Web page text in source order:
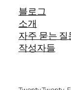
블로그
소개
자주 묻는 질
작성자들